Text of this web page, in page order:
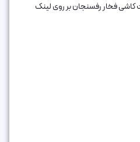
فخار رفسنجان بر روی لینک